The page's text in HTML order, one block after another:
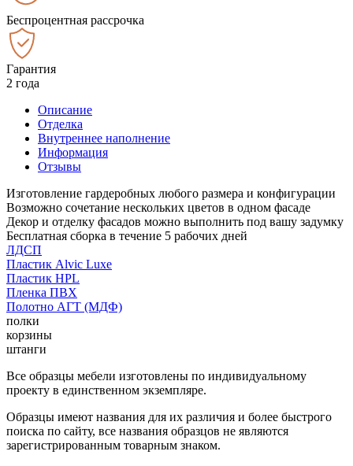
Беспроцентная рассрочка
Гарантия
2 года
Описание
Отделка
Внутреннее наполнение
Информация
Отзывы
Изготовление гардеробных любого размера и конфигурации
Возможно сочетание нескольких цветов в одном фасаде
Декор и отделку фасадов можно выполнить под вашу задумку
Бесплатная сборка в течение 5 рабочих дней
ЛДСП
Пластик Alvic Luxe
Пластик HPL
Пленка ПВХ
Полотно АГТ (МДФ)
полки
корзины
штанги
Все образцы мебели изготовлены по индивидуальному
проекту в единственном экземпляре.
Образцы имеют названия для их различия и более быстрого
поиска по сайту, все названия образцов не являются
зарегистрированным товарным знаком.